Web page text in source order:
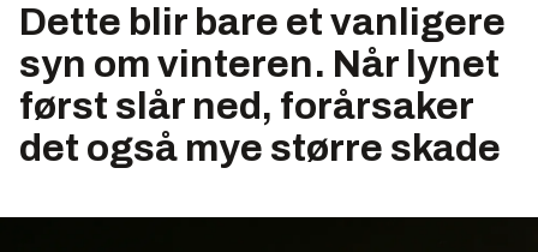
Dette blir bare et vanligere
syn om vinteren. Når lynet
først slår ned, forårsaker
det også mye større skade